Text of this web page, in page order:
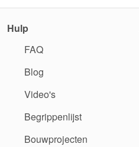
Hulp
FAQ
Blog
Video's
Begrippenlijst
Bouwprojecten